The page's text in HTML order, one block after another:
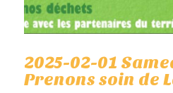
2025-02-01
Prenons soin de